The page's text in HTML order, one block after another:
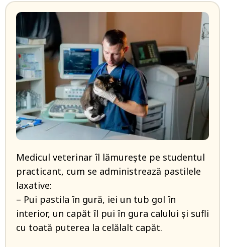
Medicul veterinar îl lămurește pe studentul
practicant, cum se administrează pastilele
laxative:
– Pui pastila în gură, iei un tub gol în
interior, un capăt îl pui în gura calului și sufli
cu toată puterea la celălalt capăt.